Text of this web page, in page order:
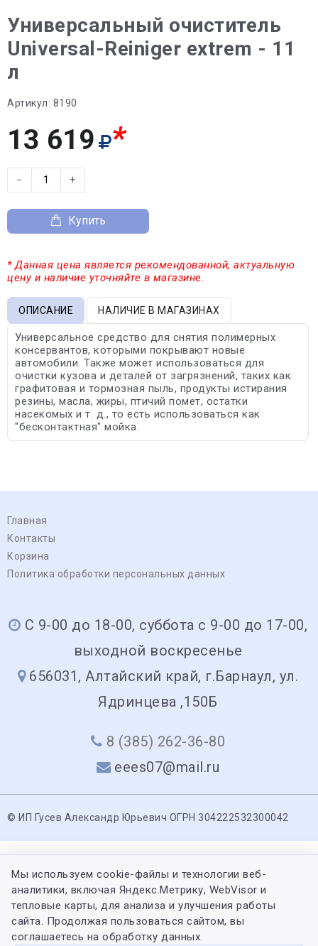
Универсальный очиститель
Universal-Reiniger extrem - 11
л
Артикул: 8190
13 619 *
− +
Купить
* Данная цена является рекомендованной, актуальную
цену и наличие уточняйте в магазине.
ОПИСАНИЕ НАЛИЧИЕ В МАГАЗИНАХ
Универсальное средство для снятия полимерных
консервантов, которыми покрывают новые
автомобили. Также может использоваться для
очистки кузова и деталей от загрязнений, таких как
графитовая и тормозная пыль, продукты истирания
резины, масла, жиры, птичий помет, остатки
насекомых и т. д., то есть использоваться как
"бесконтактная" мойка.
Главная
Контакты
Корзина
Политика обработки персональных данных
С 9-00 до 18-00, суббота с 9-00 до 17-00,
выходной воскресенье
656031, Алтайский край, г.Барнаул, ул.
Ядринцева ,150Б
8 (385) 262-36-80
eees07@mail.ru
© ИП Гусев Александр Юрьевич ОГРН 304222532300042
Мы используем cookie-файлы и технологии веб-
аналитики, включая Яндекс.Метрику, WebVisor и
тепловые карты, для анализа и улучшения работы
сайта. Продолжая пользоваться сайтом, вы
соглашаетесь на обработку данных.